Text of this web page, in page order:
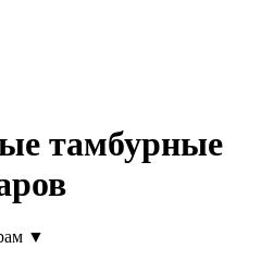
тамбурные
▼